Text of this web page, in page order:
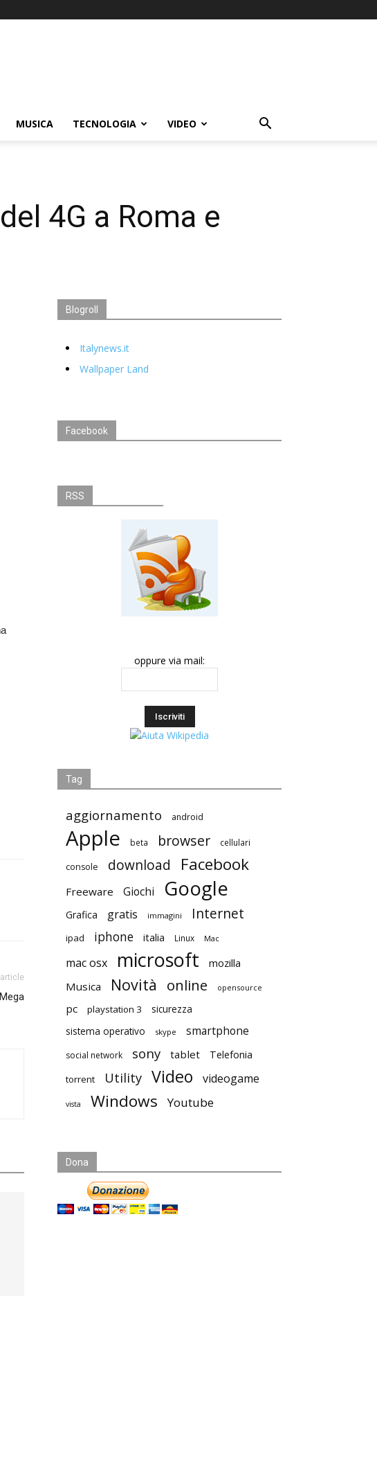
MUSICA TECNOLOGIA VIDEO
4G a Roma e
Blogroll
Italynews.it
Wallpaper Land
Facebook
RSS
oppure via mail:
Tag
aggiornamento android
Apple beta browser cellulari
console download Facebook
Freeware Giochi Google
Grafica gratis immagini Internet
ipad iphone italia Linux Mac
mac osx microsoft
mozilla
Musica
Novità online opensource
pc playstation 3
sicurezza
sistema operativo
skype smartphone
social network sony tablet Telefonia
torrent Utility Video videogame
vista Windows Youtube
Dona